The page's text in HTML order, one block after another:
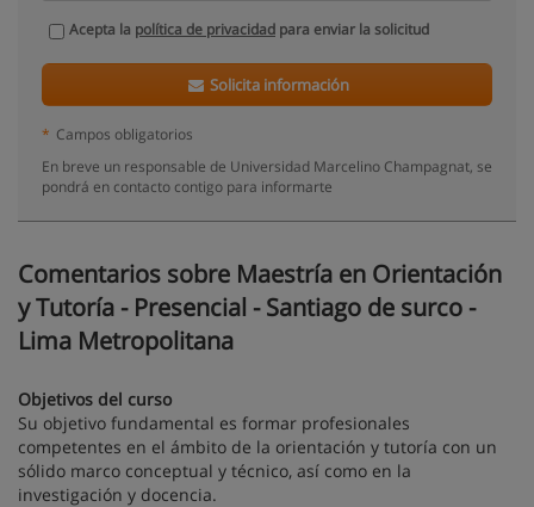
Acepta la política de privacidad para enviar la solicitud
Solicita información
* Campos obligatorios
En breve un responsable de Universidad Marcelino Champagnat, se
pondrá en contacto contigo para informarte
Comentarios sobre Maestría en Orientación
y Tutoría - Presencial - Santiago de surco -
Lima Metropolitana
Objetivos del curso
Su objetivo fundamental es formar profesionales
competentes en el ámbito de la orientación y tutoría con un
sólido marco conceptual y técnico, así como en la
investigación y docencia.